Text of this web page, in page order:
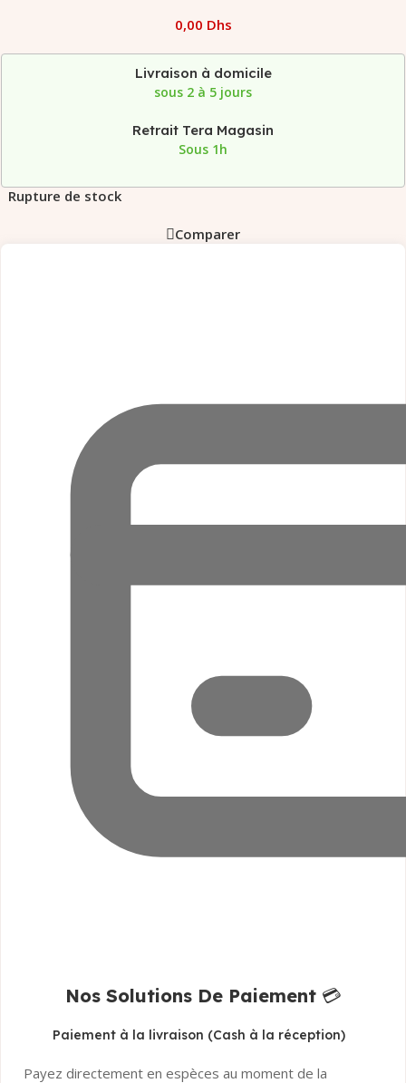
0,00 Dhs
Livraison à domicile
sous 2 à 5 jours
Retrait Tera Magasin
Sous 1h
Rupture de stock
Comparer
Nos Solutions De Paiement💳
Paiement à la livraison (Cash à la réception)
Payez directement en espèces au moment de la